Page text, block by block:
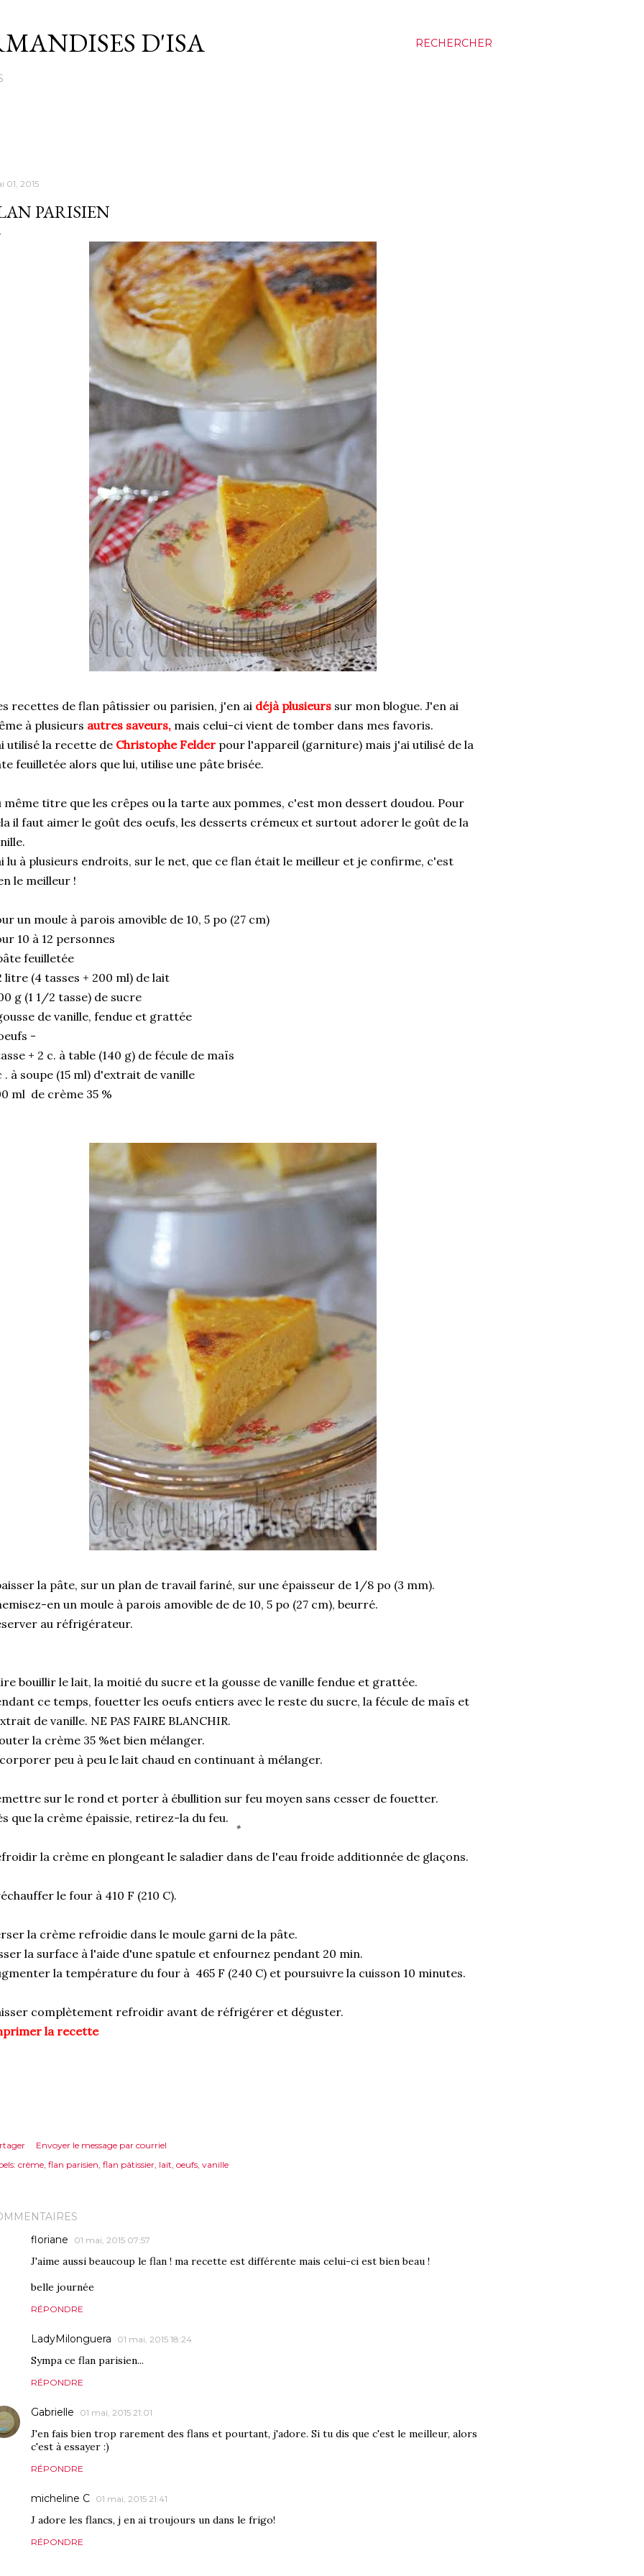
RECHERCHER
D'ISA
01, 2015
PARISIEN
recettes de flan pâtissier ou parisien, j'en ai déjà plusieurs sur mon blogue. J'en ai
à plusieurs autres saveurs, mais celui-ci vient de tomber dans mes favoris.
utilisé la recette de Christophe Felder pour l'appareil (garniture) mais j'ai utilisé de la
feuilletée alors que lui, utilise une pâte brisée.
même titre que les crêpes ou la tarte aux pommes, c'est mon dessert doudou. Pour
il faut aimer le goût des oeufs, les desserts crémeux et surtout adorer le goût de la
lu à plusieurs endroits, sur le net, que ce flan était le meilleur et je confirme, c'est
le meilleur !
un moule à parois amovible de 10, 5 po (27 cm)
10 à 12 personnes
feuilletée
litre (4 tasses + 200 ml) de lait
g (1 1/2 tasse) de sucre
de vanille, fendue et grattée
-
+ 2 c. à table (140 g) de fécule de maïs
. à soupe (15 ml) d'extrait de vanille
ml de crème 35 %
la pâte, sur un plan de travail fariné, sur une épaisseur de 1/8 po (3 mm).
en un moule à parois amovible de de 10, 5 po (27 cm), beurré.
au réfrigérateur.
bouillir le lait, la moitié du sucre et la gousse de vanille fendue et grattée.
ce temps, fouetter les oeufs entiers avec le reste du sucre, la fécule de maïs et
de vanille. NE PAS FAIRE BLANCHIR.
la crème 35 %et bien mélanger.
peu à peu le lait chaud en continuant à mélanger.
sur le rond et porter à ébullition sur feu moyen sans cesser de fouetter.
que la crème épaissie, retirez-la du feu.
la crème en plongeant le saladier dans de l'eau froide additionnée de glaçons.
le four à 410 F (210 C).
la crème refroidie dans le moule garni de la pâte.
la surface à l'aide d'une spatule et enfournez pendant 20 min.
la température du four à 465 F (240 C) et poursuivre la cuisson 10 minutes.
complètement refroidir avant de réfrigérer et déguster.
la recette
Envoyer le message par courriel
crème flan parisien flan pâtissier lait oeufs vanille
floriane
01 mai, 2015 07:57
J'aime aussi beaucoup le flan ! ma recette est différente mais celui-ci est bien beau !
belle journée
RÉPONDRE
LadyMilonguera 01 mai, 2015 18:24
Sympa ce flan parisien...
RÉPONDRE
Gabrielle 01 mai, 2015 21:01
J'en fais bien trop rarement des flans et pourtant, j'adore. Si tu dis que c'est le meilleur, alors
c'est à essayer :)
RÉPONDRE
micheline C 01 mai, 2015 21:41
J adore les flancs, j en ai troujours un dans le frigo!
RÉPONDRE